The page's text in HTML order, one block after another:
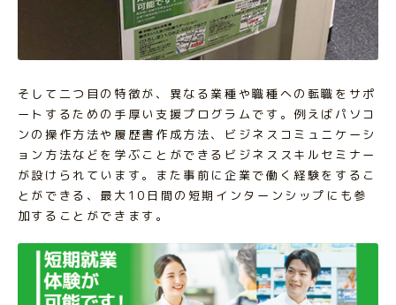
そして二つ目の特徴が、異なる業種や職種への転職をサポ
ートするための手厚い支援プログラムです。例えばパソコ
ンの操作方法や履歴書作成方法、ビジネスコミュニケーシ
ョン方法などを学ぶことができるビジネススキルセミナー
が設けられています。また事前に企業で働く経験をするこ
とができる、最大10日間の短期インターンシップにも参
加することができます。